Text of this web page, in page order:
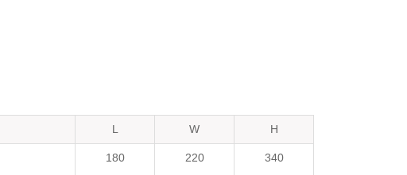
H
W
L
340
220
180